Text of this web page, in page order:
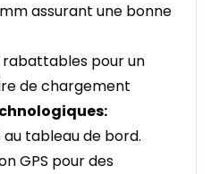
assurant une bonne
rabattables pour un
de chargement
tableau de bord.
GPS pour des